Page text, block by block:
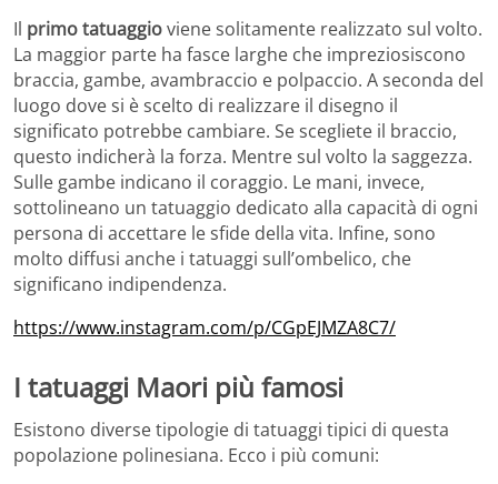
Il primo tatuaggioviene solitamente realizzato sul volto.
La maggior parte ha fasce larghe che impreziosiscono
braccia, gambe, avambraccio e polpaccio. A seconda del
luogo dove si è scelto di realizzare il disegno il
significato potrebbe cambiare. Se scegliete il braccio,
questo indicherà la forza. Mentre sul volto la saggezza.
Sulle gambe indicano il coraggio. Le mani, invece,
sottolineano un tatuaggio dedicato alla capacità di ogni
persona di accettare le sfide della vita. Infine, sono
molto diffusi anche i tatuaggi sull’ombelico, che
significano indipendenza.
https://www.instagram.com/p/CGpEJMZA8C7/
I tatuaggi Maori più famosi
Esistono diverse tipologie di tatuaggi tipici di questa
popolazione polinesiana. Ecco i più comuni: